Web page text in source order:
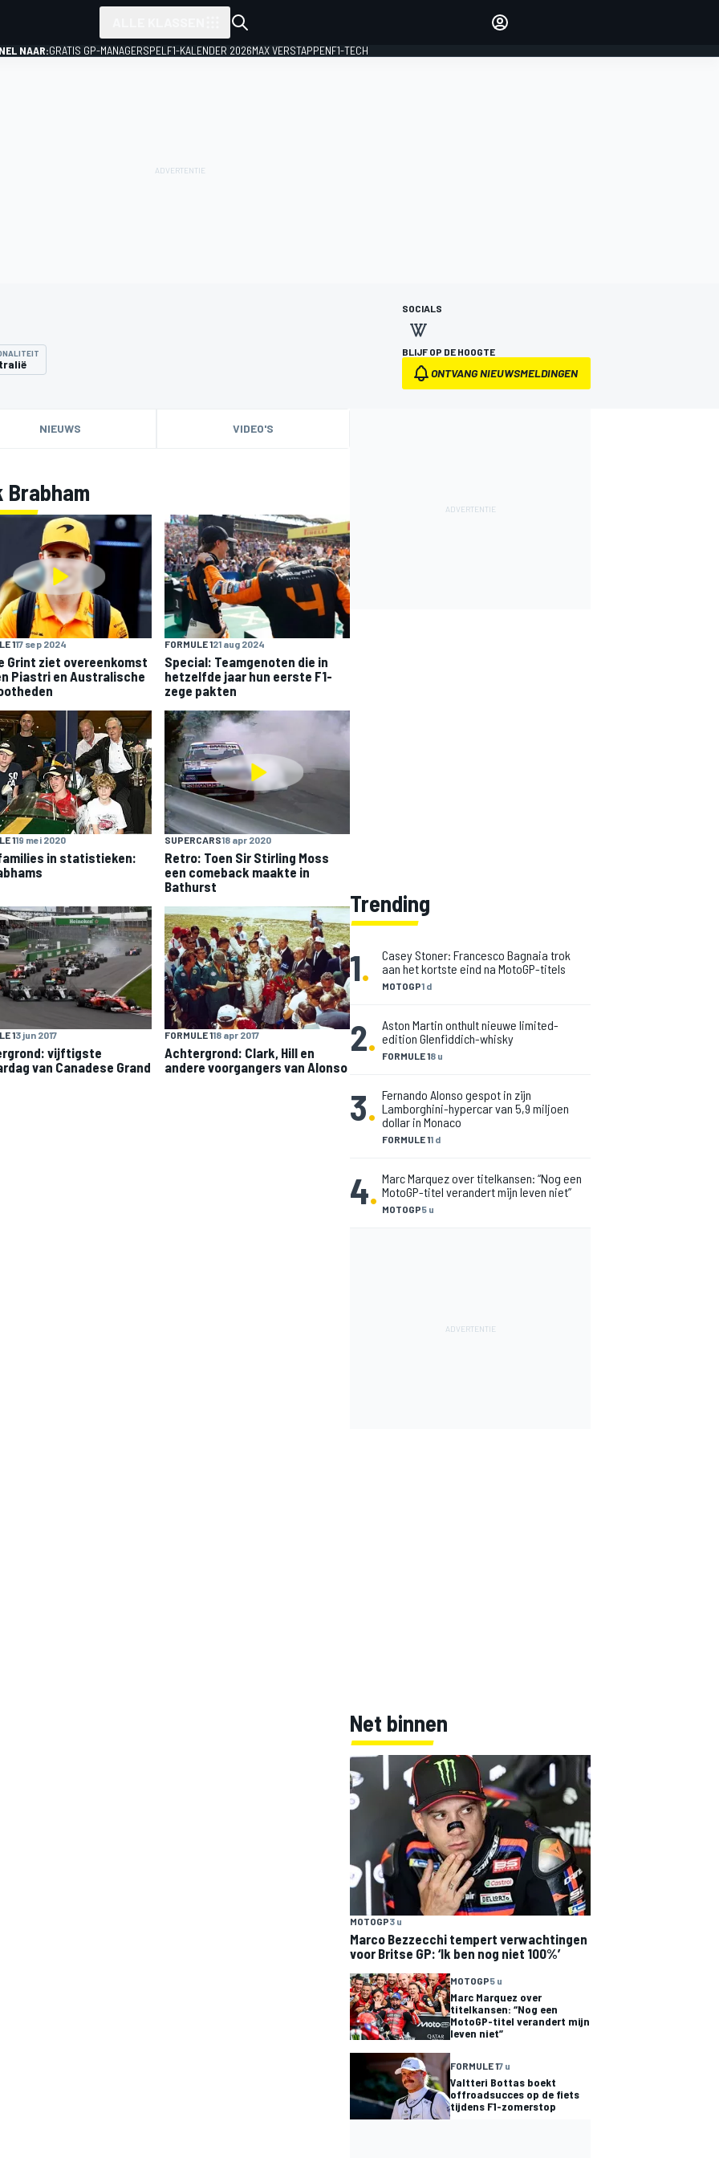
NAAR:GRATIS GP-MANAGERSPEL F1-KALENDER 2026MAX VERSTAPPENF1-TECH
SOCIALS
BLIJF OP DE HOOGTE
ONTVANG NIEUWSMELDINGEN
NIEUWS VIDEO'S
117 sep 2024
Grint ziet overeenkomst
Piastri en Australische
FORMULE 121 aug 2024
Special: Teamgenoten die in
hetzelfde jaar hun eerste F1-
zege pakten
119 mei 2020
in statistieken:
SUPERCARS18 apr 2020
Retro: Toen Sir Stirling Moss
een comeback maakte in
Bathurst
13 jun 2017
vijftigste
van Canadese Grand
FORMULE 118 apr 2017
Achtergrond: Clark, Hill en
andere voorgangers van Alonso
Trending
1. MOTOGP1 d
Casey Stoner: Francesco Bagnaia trok
aan het kortste eind na MotoGP-titels
2. FORMULE 18 u
Aston Martin onthult nieuwe limited-
edition Glenfiddich-whisky
3.
FORMULE 11 d
Fernando Alonso gespot in zijn
Lamborghini-hypercar van 5,9 miljoen
dollar in Monaco
4. MOTOGP5 u
Marc Marquez over titelkansen: “Nog een
MotoGP-titel verandert mijn leven niet”
Net binnen
MOTOGP3 u
Marco Bezzecchi tempert verwachtingen
voor Britse GP: ‘Ik ben nog niet 100%’
MOTOGP5 u
Marc Marquez over
titelkansen: “Nog een
MotoGP-titel verandert mijn
leven niet”
FORMULE 17 u
Valtteri Bottas boekt
offroadsucces op de fiets
tijdens F1-zomerstop